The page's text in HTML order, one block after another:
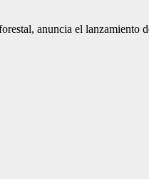
anuncia el lanzamiento